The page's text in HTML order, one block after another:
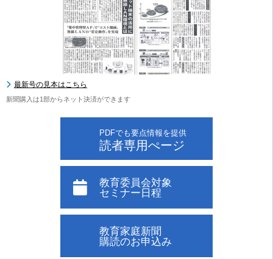
最新号の見本はこちら
新聞購入は1部からネット決済ができます
PDFでも要点情報を提供
読者専用ぺージ
教育委員会対象
セミナー日程
教育家庭新聞
購読のお申込み